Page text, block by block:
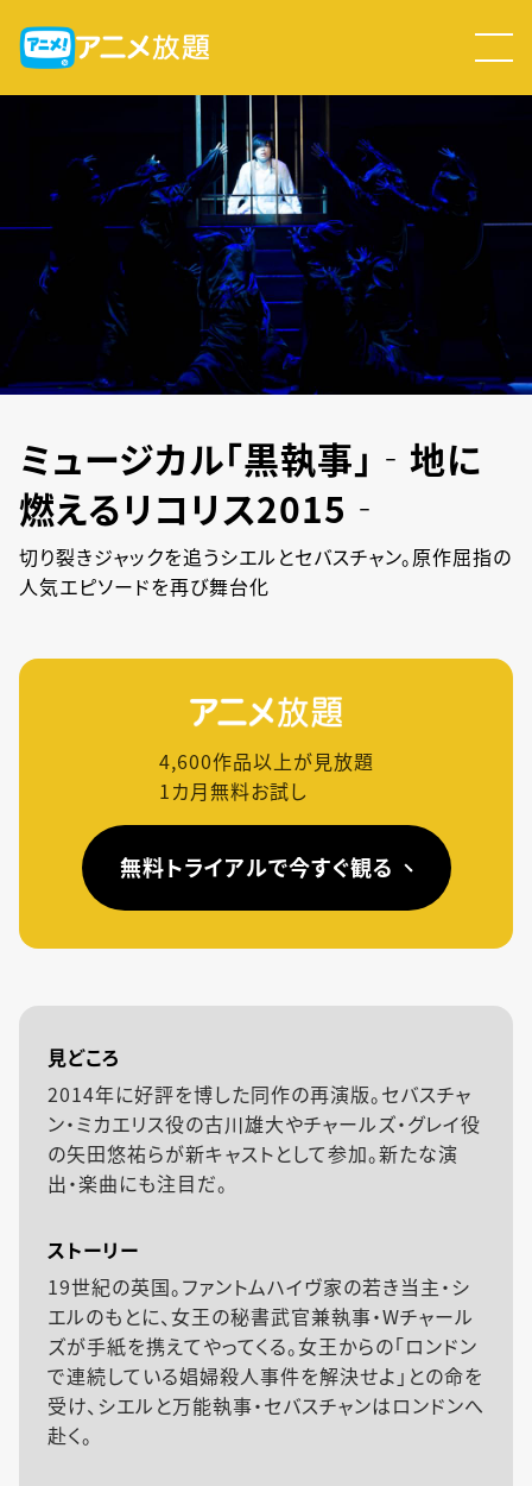
ミュージカル「黒執事」‐地に
燃えるリコリス2015‐
切り裂きジャックを追うシエルとセバスチャン。原作屈指の
人気エピソードを再び舞台化
4,600作品以上が見放題
1カ月無料お試し
無料トライアルで今すぐ観る
見どころ
2014年に好評を博した同作の再演版。セバスチャ
ン・ミカエリス役の古川雄大やチャールズ・グレイ役
の矢田悠祐らが新キャストとして参加。新たな演
出・楽曲にも注目だ。
ストーリー
19世紀の英国。ファントムハイヴ家の若き当主・シ
エルのもとに、女王の秘書武官兼執事・Wチャール
ズが手紙を携えてやってくる。女王からの「ロンドン
で連続している娼婦殺人事件を解決せよ」との命を
受け、シエルと万能執事・セバスチャンはロンドンへ
赴く。